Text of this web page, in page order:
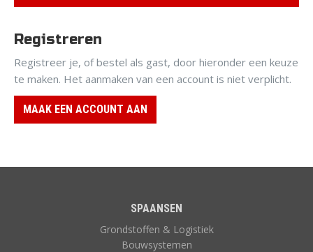
Registreren
Registreer je, of bestel als gast, door hieronder een keuze
te maken. Het aanmaken van een account is niet verplicht.
MAAK EEN ACCOUNT AAN
SPAANSEN
Grondstoffen & Logistiek
Bouwsystemen